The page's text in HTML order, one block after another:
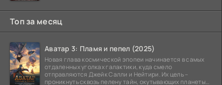
Топ за месяц
Аватар 3: Пламя и пепел (2025)
Новая глава космической эпопеи начинается в самых
отдаленных уголках галактики, куда смело
отправляются Джейк Салли и Нейтири. Их цель –
проникнуть сквозь пелену тайн, окутывающих планеты